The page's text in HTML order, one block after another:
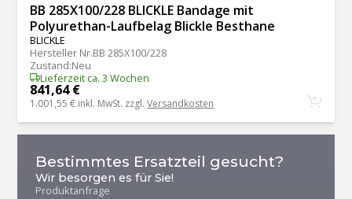
BB 285X100/228 BLICKLE Bandage mit
Polyurethan-Laufbelag Blickle Besthane
BLICKLE
Hersteller Nr.BB 285X100/228
Zustand:Neu
Lieferzeit ca. 3 Wochen
841,64 €
1.001,55 € inkl. MwSt. zzgl.Versandkosten
Bestimmtes Ersatzteil gesucht?
Wir besorgen es für Sie!
Produktanfrage